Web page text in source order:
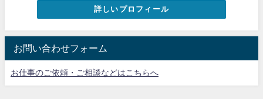
詳しいプロフィール
お問い合わせフォーム
お仕事のご依頼・ご相談などはこちらへ